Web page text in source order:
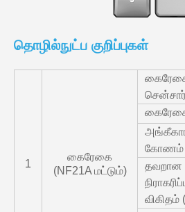
தொழில்நுட்ப குறிப்புகள்
1
கைரேகை
(NF21A மட்டும்)
கோணம்
தவறான
விகிதம்